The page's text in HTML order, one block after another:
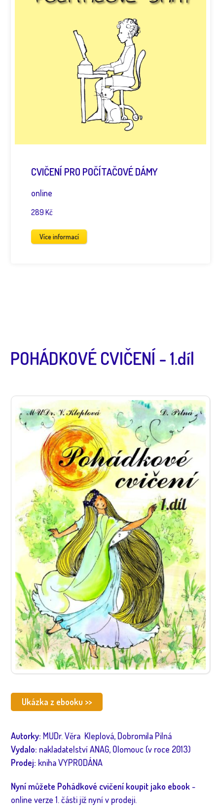
CVIČENÍ PRO POČÍTAČOVÉ DÁMY
online
289 Kč
Více informací
POHÁDKOVÉ CVIČENÍ - 1.díl
Ukázka z ebooku >>
Autorky: MUDr. Věra Kleplová, Dobromila Pilná
Vydalo: nakladatelství ANAG, Olomouc (v roce 2013)
Prodej: kniha VYPRODÁNA
Nyní můžete Pohádkové cvičení koupit jako ebook-
online verze 1. části již nyní v prodeji.